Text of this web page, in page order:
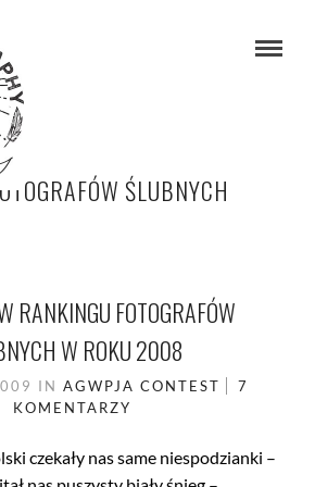
ŚLUBNYCH
RANKINGU FOTOGRAFÓW
W ROKU 2008
IN AGWPJA CONTEST
7
KOMENTARZY
czekały nas same niespodzianki –